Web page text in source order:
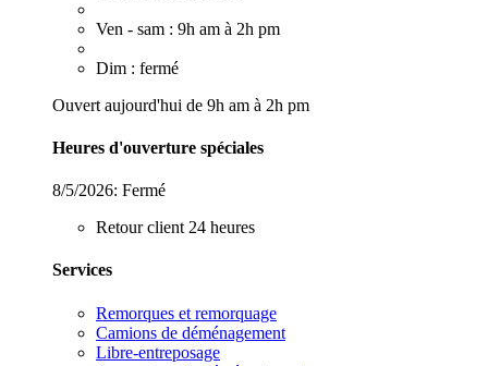
Ven - sam : 9h am à 2h pm
Dim : fermé
Ouvert aujourd'hui de 9h am à 2h pm
Heures d'ouverture spéciales
8/5/2026: Fermé
Retour client 24 heures
Services
Remorques et remorquage
Camions de déménagement
Libre-entreposage